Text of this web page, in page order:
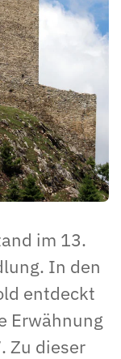
im 13.
In den
entdeckt
Erwähnung
Zu dieser